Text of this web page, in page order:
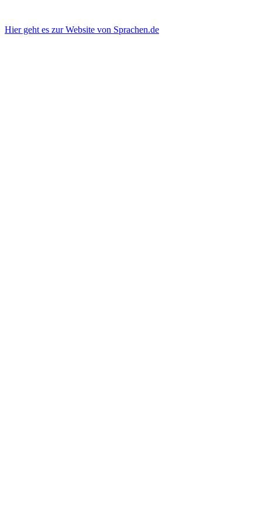
Hier geht es zur Website von Sprachen.de